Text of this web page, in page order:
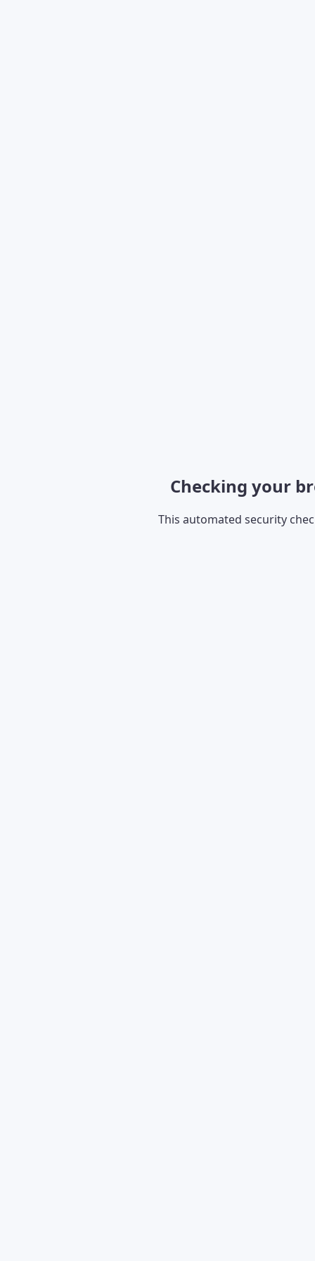
Checking your
This automated security